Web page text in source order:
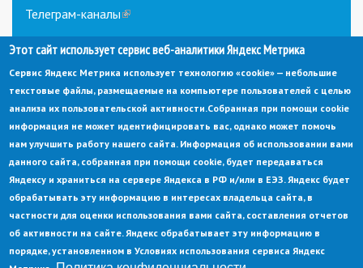
external)
Телеграм-каналы(link
external)
© Администрация города Заречный
Электронная почта:
adm@zarechny.zato.ru
sends
e-
mail)
Пензенская обл, г. Заречный, пр-кт. 30-летия Победы, д. 27, 442960
При публикации материалов сайта ссылка на источник обязательна.
Этот сайт использует сервис веб-аналитики Яндекс Метрика
Сервис Яндекс Метрика использует технологию «cookie» — небольшие
текстовые файлы, размещаемые на компьютере пользователей с целью
анализа их пользовательской активности.Собранная при помощи cookie
информация не может идентифицировать вас, однако может помочь
нам улучшить работу нашего сайта. Информация об использовании вами
данного сайта, собранная при помощи cookie, будет передаваться
Яндексу и храниться на сервере Яндекса в РФ и/или в ЕЭЗ. Яндекс будет
обрабатывать эту информацию в интересах владельца сайта, в
частности для оценки использования вами сайта, составления отчетов
об активности на сайте. Яндекс обрабатывает эту информацию в
порядке, установленном в Условиях использования сервиса Яндекс